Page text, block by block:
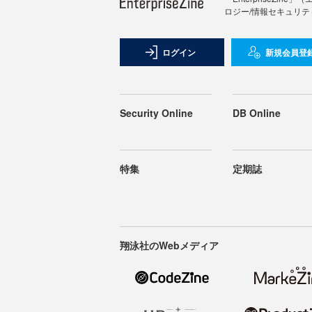
ロジー/情報セキュリ
ログイン 新規会員登
Security Online DB Online
特集 定期誌
翔泳社のWebメディア